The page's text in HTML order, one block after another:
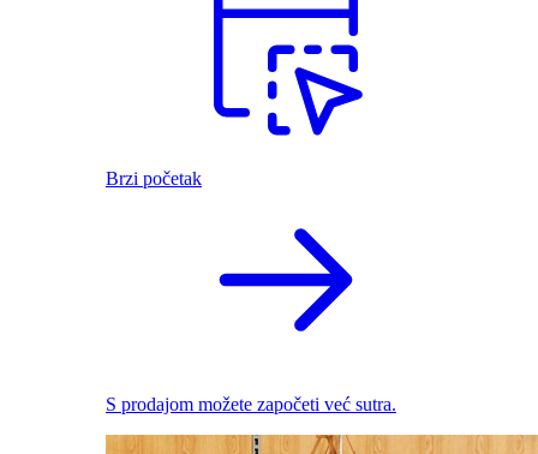
Brzi početak
S prodajom možete započeti već sutra.